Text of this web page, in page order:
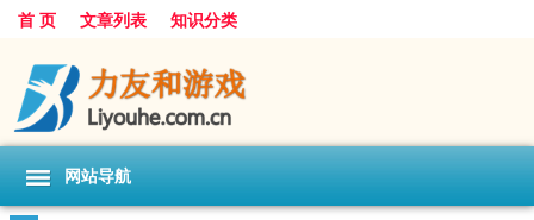
首 页 文章列表 知识分类
网站导航